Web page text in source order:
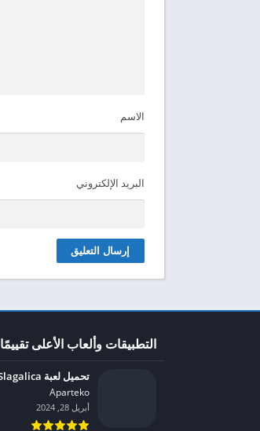
الاسم
البريد الإلكتروني
التطبيقات وألعاب الأعلى تقييمًا
تحميل لعبة Slagalica مهكرة للاندرويد 2024
Aparteko‏
أبريل 28, 2024